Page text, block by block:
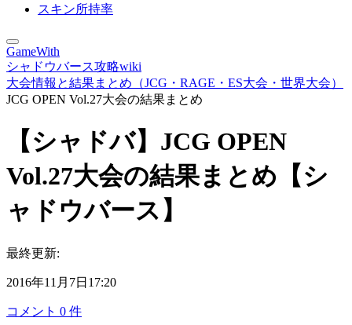
スキン所持率
GameWith
シャドウバース攻略wiki
大会情報と結果まとめ（JCG・RAGE・ES大会・世界大会）
JCG OPEN Vol.27大会の結果まとめ
【シャドバ】JCG OPEN
Vol.27大会の結果まとめ【シ
ャドウバース】
最終更新:
2016年11月7日17:20
コメント 0 件